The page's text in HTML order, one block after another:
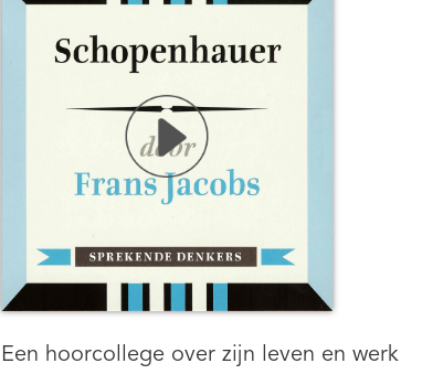
Een hoorcollege over zijn leven en werk